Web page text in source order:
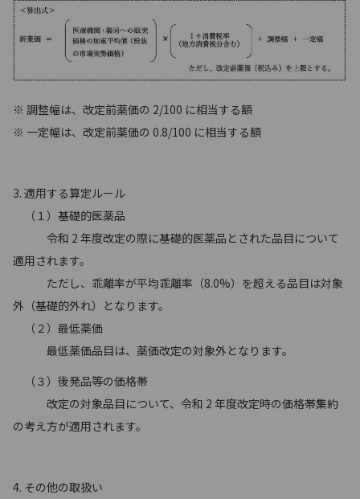
※ 調整幅は、改定前薬価の 2/100 に相当する額
※ 一定幅は、改定前薬価の 0.8/100 に相当する額
3. 適用する算定ルール
（１）基礎的医薬品
令和 2 年度改定の際に基礎的医薬品とされた品目について
適用されます。
ただし、乖離率が平均乖離率（8.0%）を超える品目は対象
外（基礎的外れ）となります。
（２）最低薬価
最低薬価品目は、薬価改定の対象外となります。
（３）後発品等の価格帯
改定の対象品目について、令和 2 年度改定時の価格帯集約
の考え方が適用されます。
4. その他の取扱い